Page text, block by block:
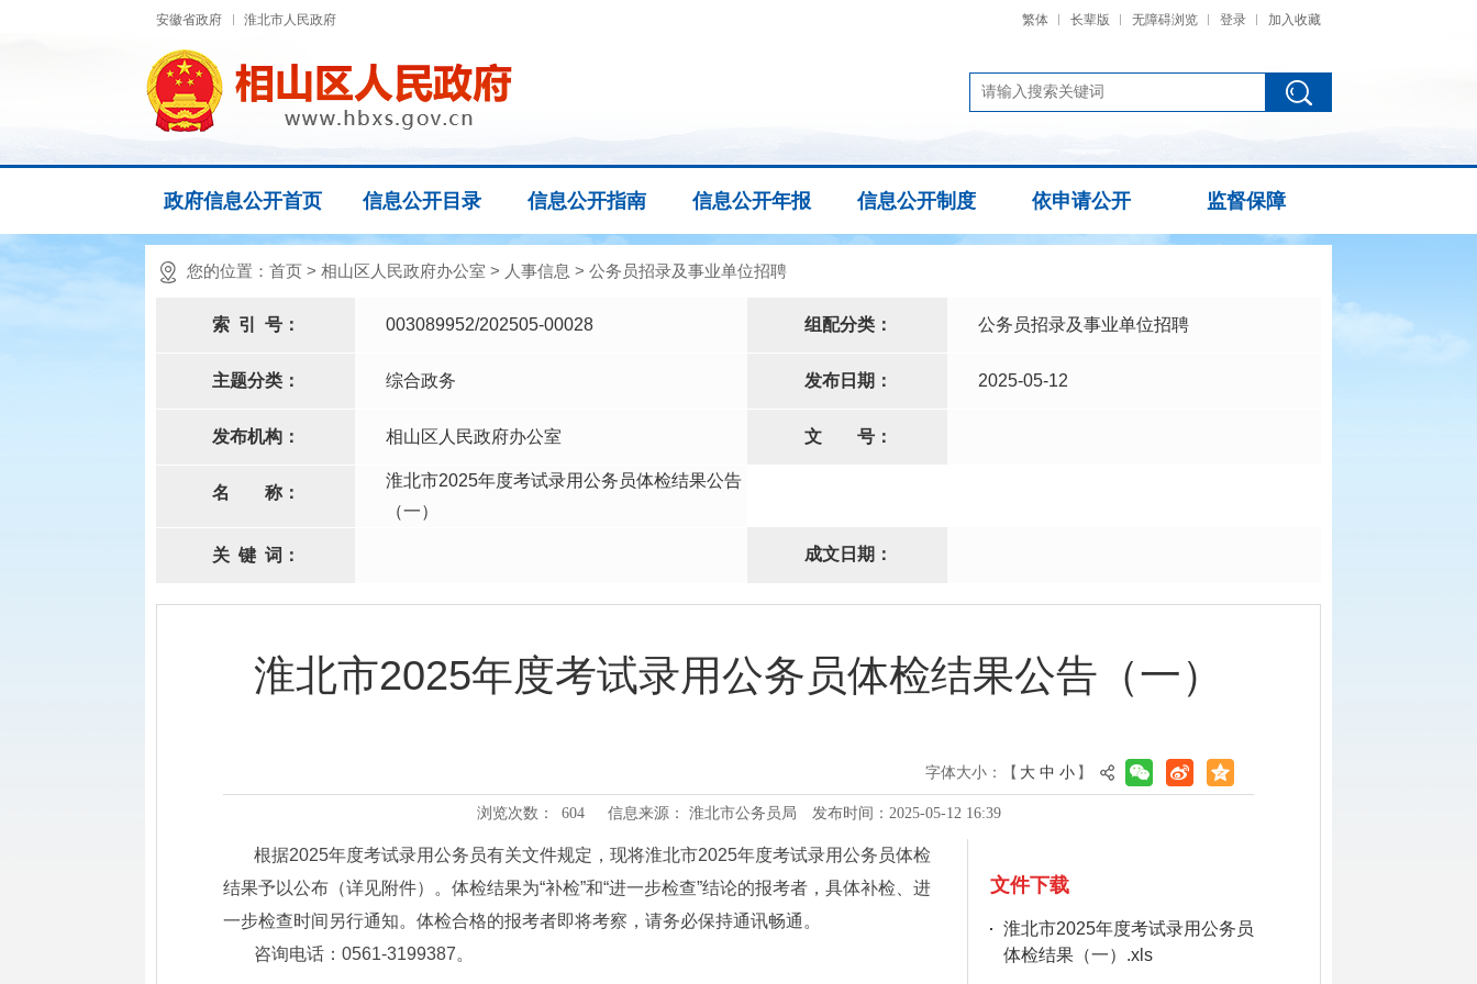
安徽省政府 淮北市人民政府 繁体 长辈版 无障碍浏览 登录 加入收藏
政府信息公开首页 信息公开目录 信息公开指南 信息公开年报 信息公开制度 依申请公开 监督保障
您的位置： 首页 > 相山区人民政府办公室 > 人事信息 > 公务员招录及事业单位招聘
索 引 号： 003089952/202505-00028 组配分类： 公务员招录及事业单位招聘
主题分类： 综合政务 发布日期： 2025-05-12
发布机构： 相山区人民政府办公室 文 号：
名 称：
淮北市2025年度考试录用公务员体检结果公告
（一）
关 键 词： 成文日期：
淮北市2025年度考试录用公务员体检结果公告（一）
字体大小：【 大 中 小 】
浏览次数： 604 信息来源： 淮北市公务员局 发布时间：2025-05-12 16:39
根据2025年度考试录用公务员有关文件规定，现将淮北市2025年度考试录用公务员体检
结果予以公布（详见附件）。体检结果为“补检”和“进一步检查”结论的报考者，具体补检、进
一步检查时间另行通知。体检合格的报考者即将考察，请务必保持通讯畅通。
咨询电话：0561-3199387。
文件下载
淮北市2025年度考试录用公务员
体检结果（一）.xls